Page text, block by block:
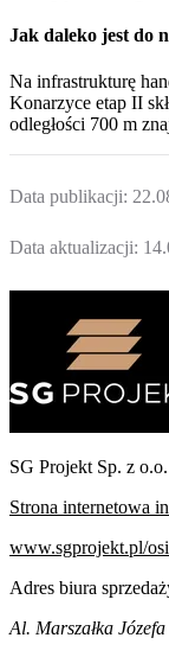
Jak daleko jest do
Na infrastrukturę
Konarzyce etap II
odległości 700 m
Data publikacji:
Data aktualizacji:
SG Projekt Sp. z o.o.
Strona internetowa
www.sgprojekt.pl/
Adres biura
Al. Marszałka